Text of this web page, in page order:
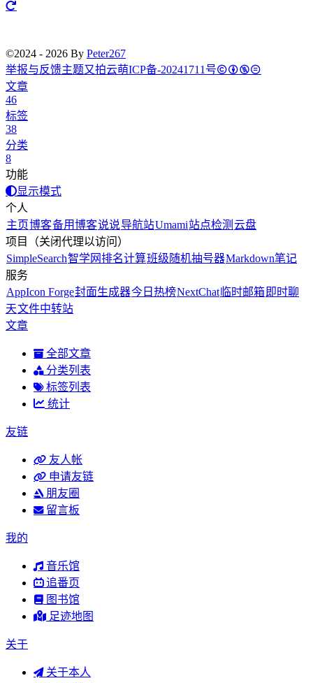
©2024 - 2026 By Peter267
举报与反馈主题又拍云萌ICP备-20241711号
文章
46
标签
38
分类
8
功能
显示模式
个人
主页博客备用博客说说导航站Umami站点检测 云盘
项目（关闭代理以访问）
SimpleSearch智学网排名计算班级随机抽号器Markdown笔记
服务
AppIcon Forge封面生成器今日热榜NextChat 临时邮箱 即时聊
天文件中转站
文章
全部文章
分类列表
标签列表
统计
友链
友人帐
申请友链
朋友圈
留言板
我的
音乐馆
追番页
图书馆
足迹地图
关于
关于本人